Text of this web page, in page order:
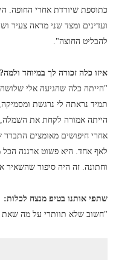
כתוספת שיורדת אחרי החופה.
ועדינים ומצד שני מראה צעיר
להבליט החוצה".
איזו כלה זכורה לך במיוחד ולמה?
"הייתה כלה שהגיעה אלי
תמיד נראתה לי נרגשת
הייתה אמורה לקחת את השמלה,
אחרי חיפושים מאומצים
לאף אחד. היא פשוט ארגנה הכל
וחתונה. זה היה סיפור
שתפי אותנו בטיפ מנצח לכלות:
"חשוב שלא תוותרי על מה